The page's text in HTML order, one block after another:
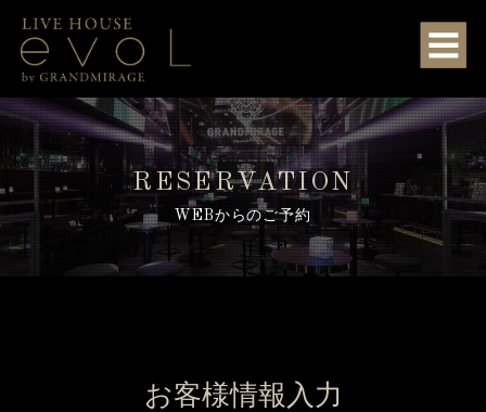
RESERVATION
WEBからのご予約
お客様情報入力